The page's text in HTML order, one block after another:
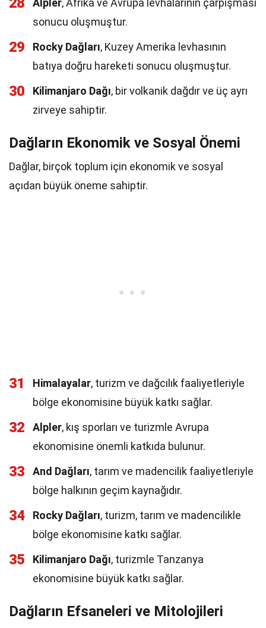
Alpler, Afrika ve Avrupa levhalarının çarpışması
sonucu oluşmuştur.
29 Rocky Dağları, Kuzey Amerika levhasının
batıya doğru hareketi sonucu oluşmuştur.
30 Kilimanjaro Dağı, bir volkanik dağdır ve üç ayrı
zirveye sahiptir.
Dağların Ekonomik ve Sosyal Önemi
Dağlar, birçok toplum için ekonomik ve sosyal
açıdan büyük öneme sahiptir.
31 Himalayalar, turizm ve dağcılık faaliyetleriyle
bölge ekonomisine büyük katkı sağlar.
32 Alpler, kış sporları ve turizmle Avrupa
ekonomisine önemli katkıda bulunur.
33 And Dağları, tarım ve madencilik faaliyetleriyle
bölge halkının geçim kaynağıdır.
34 Rocky Dağları, turizm, tarım ve madencilikle
bölge ekonomisine katkı sağlar.
35 Kilimanjaro Dağı, turizmle Tanzanya
ekonomisine büyük katkı sağlar.
Dağların Efsaneleri ve Mitolojileri